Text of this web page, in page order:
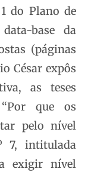
do Plano de
base da
(páginas
César expôs
as teses
que os
pelo nível
7, intitulada
exigir nível